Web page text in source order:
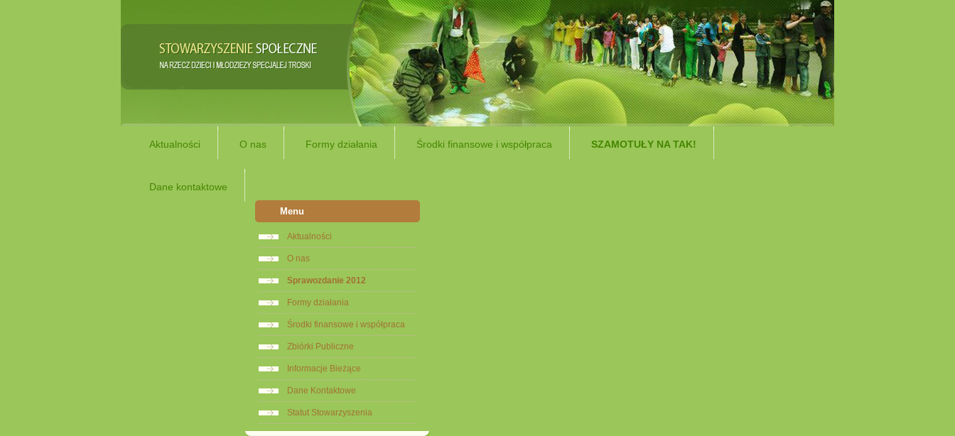
Aktualności O nas Formy działania Środki finansowe i współpraca SZAMOTUŁY NA TAK!
Dane kontaktowe
Menu
Aktualności
O nas
Sprawozdanie 2012
Formy działania
Środki finansowe i współpraca
Zbiórki Publiczne
Informacje Bieżące
Dane Kontaktowe
Statut Stowarzyszenia